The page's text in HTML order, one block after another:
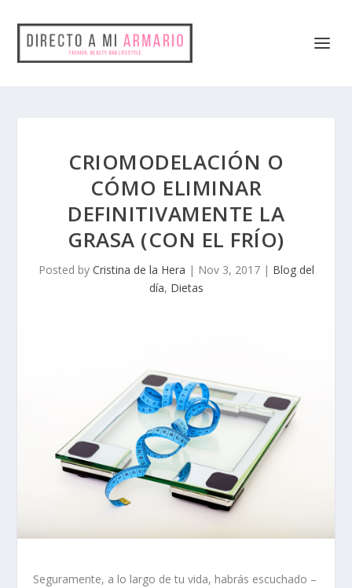
CRIOMODELACIÓN O
CÓMO ELIMINAR
DEFINITIVAMENTE LA
GRASA (CON EL FRÍO)
Posted by Cristina de la Hera | Nov 3, 2017| Blog del
día, Dietas
Seguramente, a lo largo de tu vida, habrás escuchado –